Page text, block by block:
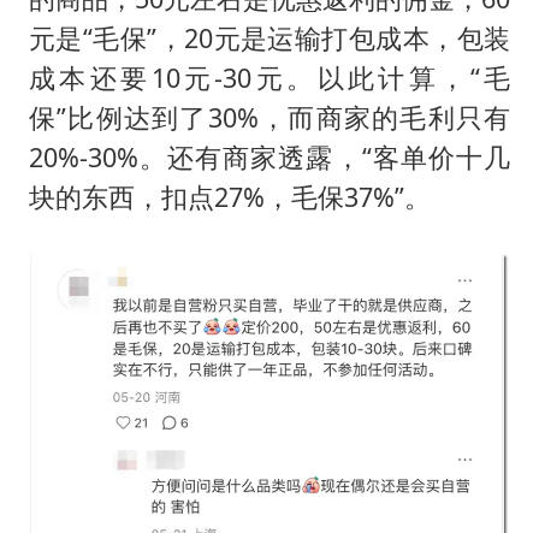
元是“毛保”，20元是运输打包成本，包装
成本还要10元-30元。以此计算，“毛
保”比例达到了30%，而商家的毛利只有
20%-30%。还有商家透露，“客单价十几
块的东西，扣点27%，毛保37%”。